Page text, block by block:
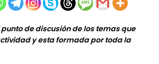
punto de discusión de los temas que
y esta formada por toda la